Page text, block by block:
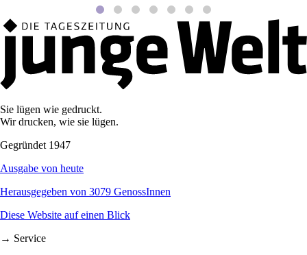
Sie lügen wie gedruckt.
Wir drucken, wie sie lügen.
Gegründet 1947
Ausgabe von heute
Herausgegeben von 3079 GenossInnen
Diese Website auf einen Blick
→ Service